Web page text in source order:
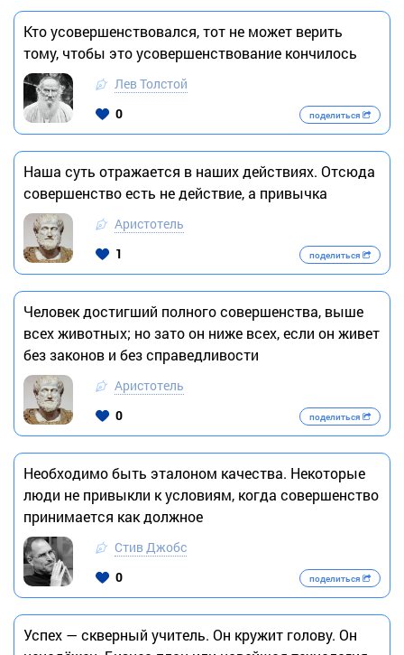
Кто усовершенствовался, тот не может верить
тому, чтобы это усовершенствование кончилось
Лев Толстой
0
поделиться
Наша суть отражается в наших действиях. Отсюда
совершенство есть не действие, а привычка
Аристотель
1
поделиться
Человек достигший полного совершенства, выше
всех животных; но зато он ниже всех, если он живет
без законов и без справедливости
Аристотель
0
поделиться
Необходимо быть эталоном качества. Некоторые
люди не привыкли к условиям, когда совершенство
принимается как должное
Стив Джобс
0
поделиться
Успех — скверный учитель. Он кружит голову. Он